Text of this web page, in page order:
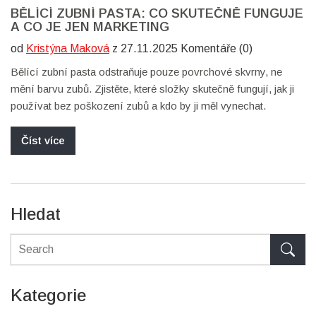
BĚLÍCÍ ZUBNÍ PASTA: CO SKUTEČNĚ FUNGUJE
A CO JE JEN MARKETING
od Kristýna Maková z 27.11.2025 Komentáře (0)
Bělící zubní pasta odstraňuje pouze povrchové skvrny, ne
mění barvu zubů. Zjistěte, které složky skutečně fungují, jak ji
používat bez poškození zubů a kdo by ji měl vynechat.
Číst více
Hledat
Kategorie